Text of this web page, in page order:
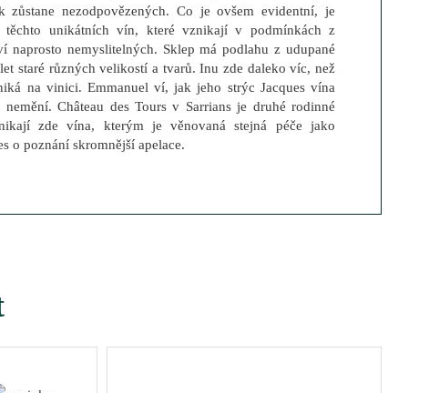
zůstane nezodpovězených. Co je ovšem evidentní, je
těchto unikátních vín, které vznikají v podmínkách z
naprosto nemyslitelných. Sklep má podlahu z udupané
staré různých velikostí a tvarů. Inu zde daleko víc, než
na vinici. Emmanuel ví, jak jeho strýc Jacques vína
Château des Tours v Sarrians je druhé rodinné
zde vína, kterým je věnovaná stejná péče jako
o poznání skromnější apelace.